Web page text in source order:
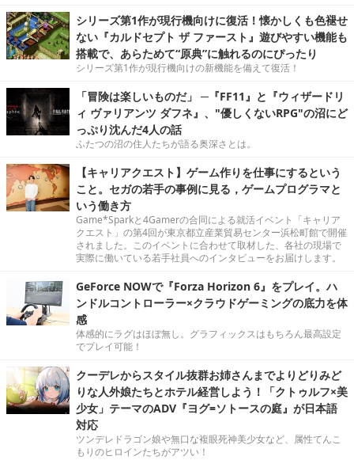
シリーズ第1作が現行機向けに復活！懐かしくも色褪せ
ない『カルドセプト ザ ファースト』遊びやすい機能も
搭載で、あらためて“原典”に触れるのにぴったり
シリーズ第1作が現行機向けの新機能を備えて復活！
「冒険は楽しいものだ」 ─『FF11』と『ウィザードリ
ィ ヴァリアンツ ダフネ』、"優しくないRPG"の沼にど
っぷり沈んだ4人の話
ふたつの沼の住人たちが語る奥深さとは。
【キャリアクエスト】ゲーム作りを仕事にするという
こと。セガの若手の事例に見る，ゲームプログラマと
いう働き方
Game*Sparkと4Gamerの合同による就活イベント「キャリア
クエスト」の第4回が東京都立産業貿易センター浜松町館で開催
されました。このイベントに合わせて取材した、各社の現場で
実際に働いている若手社員へのインタビューをお届けします。
GeForce NOWで『Forza Horizon 6』をプレイ。ハ
ンドルコントローラー×クラウドゲーミングの底力を体
感
体感的にラグはほぼ無し。グラフィックスはもちろん最高設定
でプレイ可能！
クーデレからスタイル抜群お姉さんまでよりどりみど
りな人外娘たちとホテル経営しよう！「クトゥルフ×美
少女」テーマのADV『ヨグ=ソトースの庭』が日本語
対応
ツンデレドラゴン娘や無口な複眼死神美少女など、属性てんこ
もりのヒロインたちがアツい！